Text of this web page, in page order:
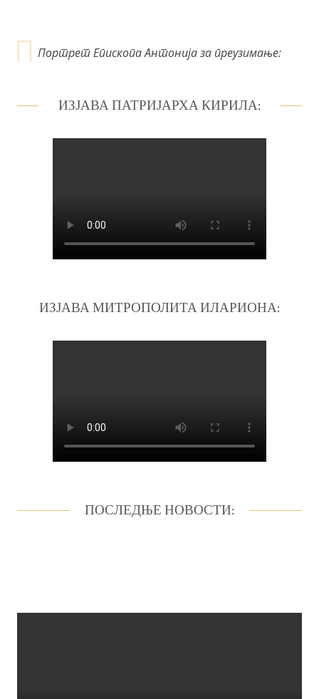
Портрет Епископа Антонија за преузимање:
ИЗЈАВА ПАТРИЈАРХА КИРИЛА:
ИЗЈАВА МИТРОПОЛИТА ИЛАРИОНА:
ПОСЛЕДЊЕ НОВОСТИ: